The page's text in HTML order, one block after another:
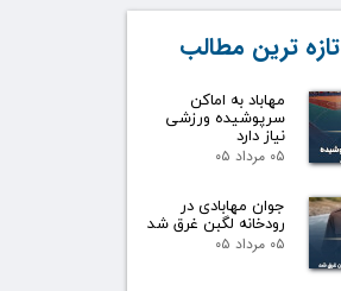
تازه ترین مطالب
مهاباد به اماکن
سرپوشیده ورزشی
نیاز دارد
۰۵ مرداد ۰۵
جوان مهابادی در
رودخانه لگبن غرق شد
۰۵ مرداد ۰۵